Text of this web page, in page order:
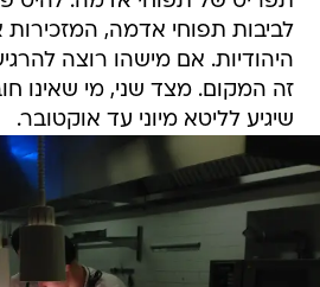
לביבות תפוחי אדמה,
היהודיות. אם מישהו רוצה
זה המקום. מצד שני, מי שאינו
שיגיע לליטא מיוני עד אוקטובר.